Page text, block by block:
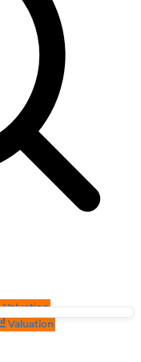
Valuation
Valuation